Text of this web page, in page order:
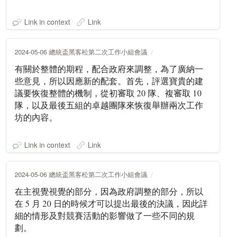
Link in context Link
2024-05-06 總統盃黑客松第二次工作小組會議
有關於整體的期程，配合政府來調整，為了廣納一
些意見，所以因應新的配套。首先，評選寶貴的建
議要恢復整體的機制，從初審取 20 隊、複審取 10
隊，以及最後五組的卓越團隊來恢復舉辦兩次工作
坊的內容。
Link in context Link
2024-05-06 總統盃黑客松第二次工作小組會議
在主視覺視覺的部分，因為政府調整的部分，所以
在 5 月 20 日的時候才可以提出最後的決議，因此詳
細的情形及對競賽活動的影響做了一些不同的規
劃。